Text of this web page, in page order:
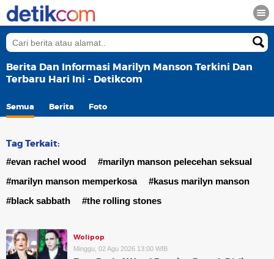
Berita Dan Informasi Marilyn Manson Terkini Dan
Terbaru Hari Ini - Detikcom
Semua Berita Foto
Tag Terkait:
#evan rachel wood
#marilyn manson pelecehan seksual
#marilyn manson memperkosa
#kasus marilyn manson
#black sabbath
#the rolling stones
Wolipop
Minggu, 02 Agu 2026 13:00 WIB